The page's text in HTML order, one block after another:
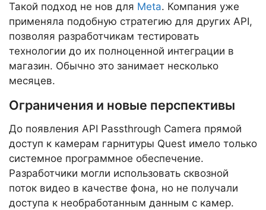
Такой подход не нов для Meta. Компания уже
применяла подобную стратегию для других API,
позволяя разработчикам тестировать
технологии до их полноценной интеграции в
магазин. Обычно это занимает несколько
месяцев.
Ограничения и новые перспективы
До появления API Passthrough Camera прямой
доступ к камерам гарнитуры Quest имело только
системное программное обеспечение.
Разработчики могли использовать сквозной
поток видео в качестве фона, но не получали
доступа к необработанным данным с камер.